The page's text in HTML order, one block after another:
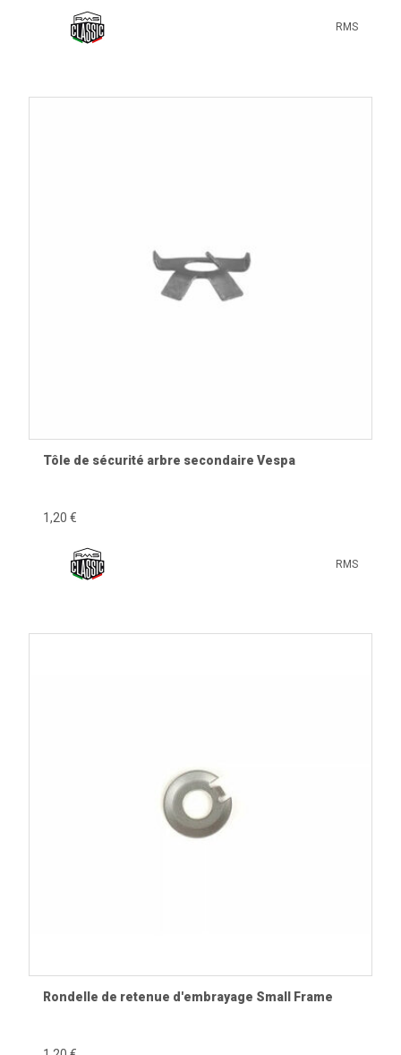
RMS
Tôle de sécurité arbre secondaire Vespa
1,20 €
RMS
Rondelle de retenue d'embrayage Small Frame